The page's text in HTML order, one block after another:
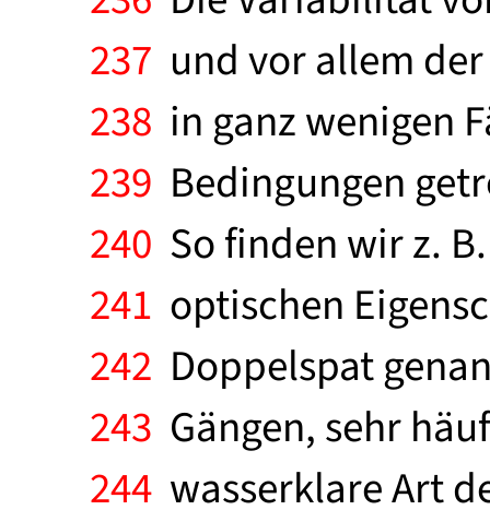
237 und vor allem
238 in ganz wenigen
239 Bedingungen
240 So finden wir z.
241 optischen
242 Doppelspat
243 Gängen, sehr
244 wasserklare Art